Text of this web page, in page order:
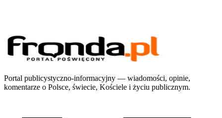
Portal publicystyczno-informacyjny — wiadomości, opinie,
komentarze o Polsce, świecie, Kościele i życiu publicznym.